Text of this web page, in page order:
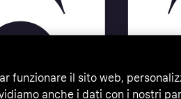
funzionare il sito web,
anche i dati con i nostri